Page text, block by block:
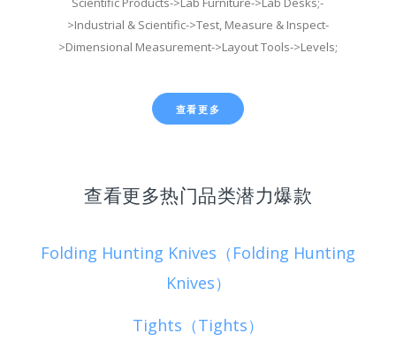
>Industrial & Scientific->Test, Measure & Inspect-
>Dimensional Measurement->Layout Tools->Levels;
查看更多
查看更多热门品类潜力爆款
Folding Hunting Knives（Folding Hunting
Knives）
Tights（Tights）